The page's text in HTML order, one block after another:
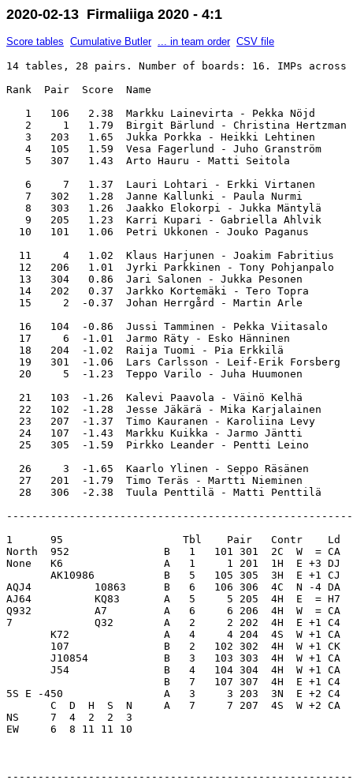
2020-02-13 Firmaliiga 2020 - 4:1
Score tables Cumulative Butler ... in team order CSV file
14 tables, 28 pairs. Number of boards: 16. IMPs
Rank  Pair  Score  Name
1   106   2.38  Markku Lainevirta - Pekka Nöjd
2     1   1.79  Birgit Bärlund - Christina
3   203   1.65  Jukka Porkka - Heikki Lehtinen
4   105   1.59  Vesa Fagerlund - Juho
5   307   1.43  Arto Hauru - Matti Seitola
6     7   1.37  Lauri Lohtari - Erkki Virtanen
7   302   1.28  Janne Kallunki - Paula Nurmi
8   303   1.26  Jaakko Elokorpi - Jukka
9   205   1.23  Karri Kupari - Gabriella
10   101   1.06  Petri Ukkonen - Jouko Paganus
11     4   1.02  Klaus Harjunen - Joakim
12   206   1.01  Jyrki Parkkinen - Tony
13   304   0.86  Jari Salonen - Jukka Pesonen
14   202   0.37  Jarkko Kortemäki - Tero
15     2  -0.37  Johan Herrgård - Martin Arle
16   104  -0.86  Jussi Tamminen - Pekka
17     6  -1.01  Jarmo Räty - Esko Hänninen
18   204  -1.02  Raija Tuomi - Pia Erkkilä
19   301  -1.06  Lars Carlsson - Leif-Erik
20     5  -1.23  Teppo Varilo - Juha Huumonen
21   103  -1.26  Kalevi Paavola - Väinö Kelhä
22   102  -1.28  Jesse Jäkärä - Mika
23   207  -1.37  Timo Kauranen - Karoliina
24   107  -1.43  Markku Kuikka - Jarmo Jäntti
25   305  -1.59  Pirkko Leander - Pentti
26     3  -1.65  Kaarlo Ylinen - Seppo
27   201  -1.79  Timo Teräs - Martti Nieminen